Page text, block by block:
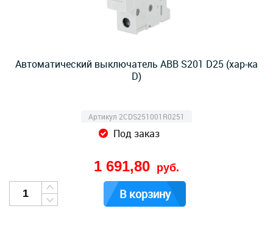
Автоматический выключатель ABB S201 D25 (хар-ка
D)
Артикул 2CDS251001R0251
Под заказ
1 691,80 руб.
В корзину